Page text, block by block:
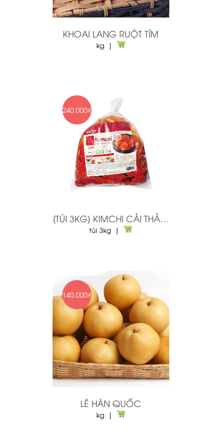
KHOAI LANG RUỘT TÍM
kg |
240.000₫
[TÚI 3KG] KIMCHI CẢI THẢO ÔNG KIM BIBIGO
túi 3kg |
140.000₫
LÊ HÀN QUỐC
kg |